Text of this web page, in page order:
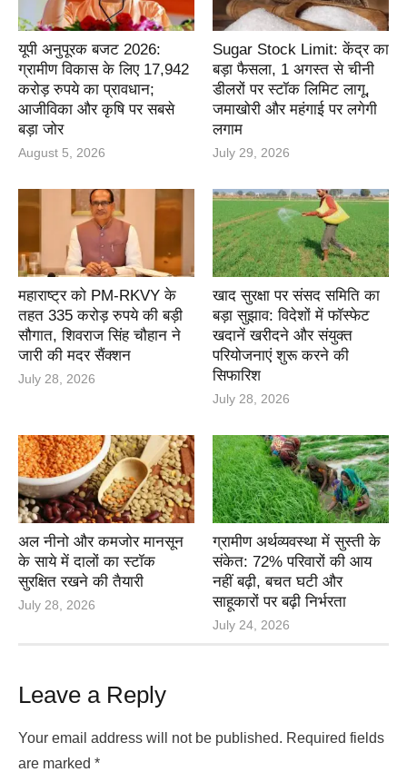
यूपी अनुपूरक बजट 2026:
ग्रामीण विकास के लिए 17,942
करोड़ रुपये का प्रावधान;
आजीविका और कृषि पर सबसे
बड़ा जोर
August 5, 2026
Sugar Stock Limit: केंद्र का
बड़ा फैसला, 1 अगस्त से चीनी
डीलरों पर स्टॉक लिमिट लागू,
जमाखोरी और महंगाई पर लगेगी
लगाम
July 29, 2026
महाराष्ट्र को PM-RKVY के
तहत 335 करोड़ रुपये की बड़ी
सौगात, शिवराज सिंह चौहान ने
जारी की मदर सैंक्शन
July 28, 2026
खाद सुरक्षा पर संसद समिति का
बड़ा सुझाव: विदेशों में फॉस्फेट
खदानें खरीदने और संयुक्त
परियोजनाएं शुरू करने की
सिफारिश
July 28, 2026
अल नीनो और कमजोर मानसून
के साये में दालों का स्टॉक
सुरक्षित रखने की तैयारी
July 28, 2026
ग्रामीण अर्थव्यवस्था में सुस्ती के
संकेत: 72% परिवारों की आय
नहीं बढ़ी, बचत घटी और
साहूकारों पर बढ़ी निर्भरता
July 24, 2026
Leave a Reply
Your email address will not be published. Required fields
are marked *